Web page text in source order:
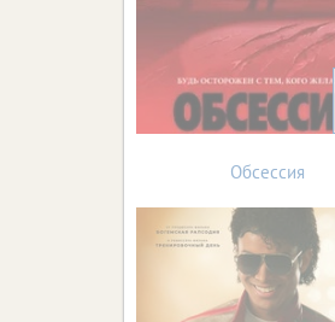
Обсессия